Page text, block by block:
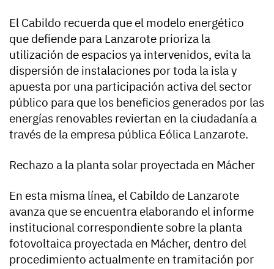
El Cabildo recuerda que el modelo energético
que defiende para Lanzarote prioriza la
utilización de espacios ya intervenidos, evita la
dispersión de instalaciones por toda la isla y
apuesta por una participación activa del sector
público para que los beneficios generados por las
energías renovables reviertan en la ciudadanía a
través de la empresa pública Eólica Lanzarote.
Rechazo a la planta solar proyectada en Mácher
En esta misma línea, el Cabildo de Lanzarote
avanza que se encuentra elaborando el informe
institucional correspondiente sobre la planta
fotovoltaica proyectada en Mácher, dentro del
procedimiento actualmente en tramitación por